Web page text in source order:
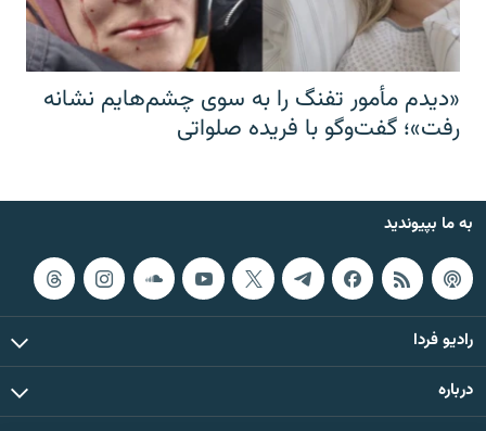
«دیدم مأمور تفنگ را به سوی چشم‌هایم نشانه
رفت»؛ گفت‌و‌گو با فریده صلواتی
به ما بپیوندید
رادیو فردا
درباره